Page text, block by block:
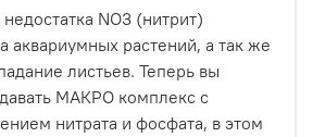
NO3 (нитрит)
аквариумных растений, а так же
листьев. Теперь вы
МАКРО комплекс с
нитрата и фосфата, в этом